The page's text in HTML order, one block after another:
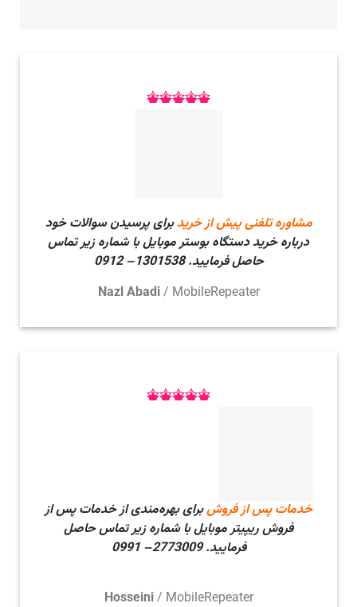
مشاوره تلفنی پیش از خریدبرای پرسیدن سوالات خود
درباره خرید دستگاه بوستر موبایل با شماره زیر تماس
حاصل فرمایید. 1301538– 0912
Nazl Abadi/ MobileRepeater
خدمات پس از فروشبرای بهره‌مندی از خدمات پس از
فروش ریپیتر موبایل با شماره زیر تماس حاصل
فرمایید. 2773009– 0991
Hosseini/ MobileRepeater